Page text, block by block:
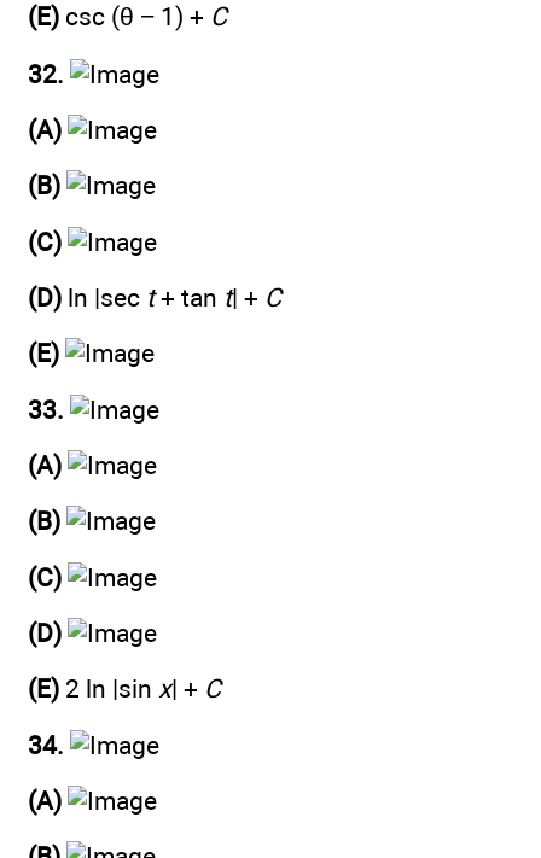
(E) csc (θ − 1) + C
32.
(A)
(B)
(C)
(D) ln |sec t + tan t| + C
(E)
33.
(A)
(B)
(C)
(D)
(E) 2 ln |sin x| + C
34.
(A)